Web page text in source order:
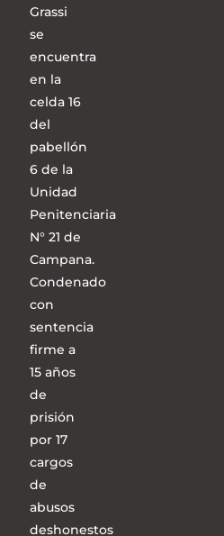
Grassi
se
encuentra
en la
celda 16
del
pabellón
6 de la
Unidad
Penitenciaria
N° 21 de
Campana.
Condenado
con
sentencia
firme a
15 años
de
prisión
por 17
cargos
de
abusos
deshonestos